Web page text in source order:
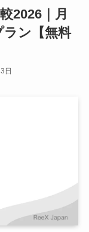
2026｜月
ラン【無料
日